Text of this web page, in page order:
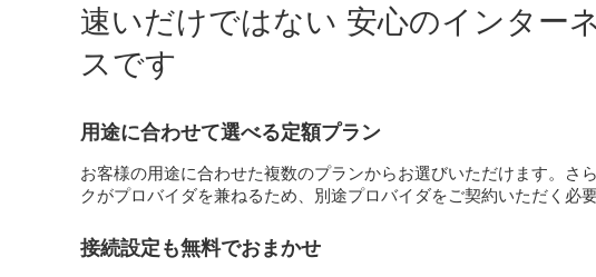
速いだけではない 安心のインター
スです
用途に合わせて選べる定額プラン
お客様の用途に合わせた複数のプランからお選びいただけます。さ
クがプロバイダを兼ねるため、別途プロバイダをご契約いただく必
接続設定も無料でおまかせ